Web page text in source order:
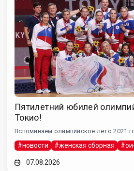
Пятилетний юбилей
Токио!
Вспоминаем олимпийское лето 2021
#новости #женская сборная
07.08.2026